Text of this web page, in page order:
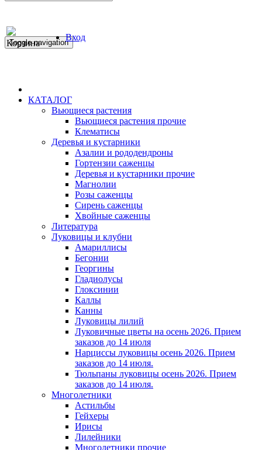
Корзина
Вход
Toggle navigation
КАТАЛОГ
Вьющиеся растения
Вьющиеся растения прочие
Клематисы
Деревья и кустарники
Азалии и рододендроны
Гортензии саженцы
Деревья и кустарники прочие
Магнолии
Розы саженцы
Сирень саженцы
Хвойные саженцы
Литература
Луковицы и клубни
Амариллисы
Бегонии
Георгины
Гладиолусы
Глоксинии
Каллы
Канны
Луковицы лилий
Луковичные цветы на осень 2026. Прием
заказов до 14 июля
Нарциссы луковицы осень 2026. Прием
заказов до 14 июля.
Тюльпаны луковицы осень 2026. Прием
заказов до 14 июля.
Многолетники
Астильбы
Гейхеры
Ирисы
Лилейники
Многолетники прочие